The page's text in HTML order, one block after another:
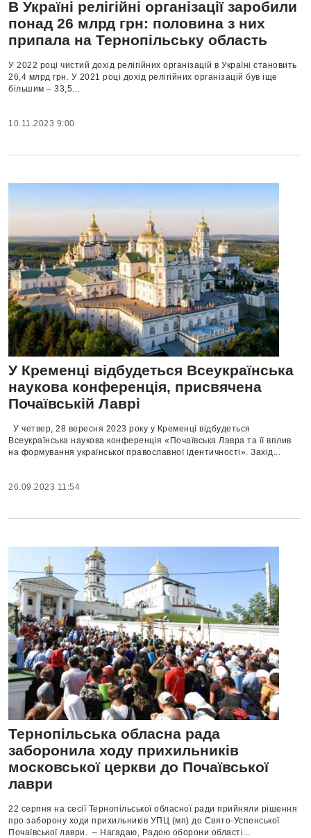
В Україні релігійні організації заробили
понад 26 млрд грн: половина з них
припала на Тернопільську область
У 2022 році чистий дохід релігійних організацій в Україні становить
26,4 млрд грн. У 2021 році дохід релігійних організацій був іще
більшим – 33,5...
10.11.2023 9:00
У Кременці відбудеться Всеукраїнська
наукова конференція, присвячена
Почаївській Лаврі
У четвер, 28 вересня 2023 року у Кременці відбудеться
Всеукраїнська наукова конференція «Почаївська Лавра та її вплив
на формування української православної ідентичності». Захід...
26.09.2023 11:54
Тернопільська обласна рада
заборонила ходу прихильників
московської церкви до Почаївської
лаври
22 серпня на сесії Тернопільської обласної ради прийняли рішення
про заборону ходи прихильників УПЦ (мп) до Свято-Успенської
Почаївської лаври. – Нагадаю, Радою оборони області...